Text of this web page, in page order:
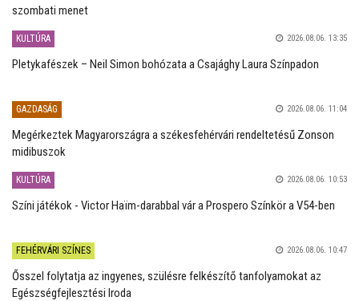
szombati menet
KULTÚRA 2026.08.06. 13:35
Pletykafészek – Neil Simon bohózata a Csajághy Laura Színpadon
GAZDASÁG 2026.08.06. 11:04
Megérkeztek Magyarországra a székesfehérvári rendeltetésű Zonson
midibuszok
KULTÚRA 2026.08.06. 10:53
Színi játékok - Victor Haïm-darabbal vár a Prospero Színkör a V54-ben
FEHÉRVÁRI SZÍNES 2026.08.06. 10:47
Ősszel folytatja az ingyenes, szülésre felkészítő tanfolyamokat az
Egészségfejlesztési Iroda